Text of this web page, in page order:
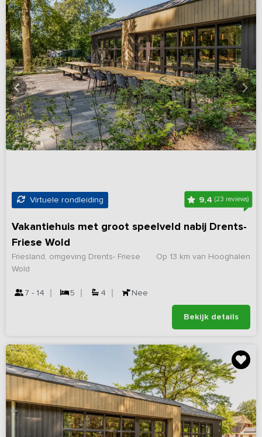
Virtuele rondleiding 9,4 (23 reviews)
Vakantiehuis met groot speelveld nabij Drents-
Friese Wold
Op 13 km van Hooghalen
Friesland, omgeving Drents- Friese
Wold
7 - 14 5 4 Nee
Bekijk details